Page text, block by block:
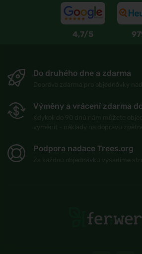
4,7/5
Do druhého dne a zdarma
Výměny a vrácení zdarma
Podpora nadace Trees.org